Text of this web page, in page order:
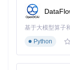
系统响应延迟控
障。
图2：OpenArm
电机驱动电路，
基于大模型算子
Python